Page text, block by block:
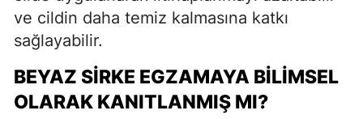
ve cildin daha temiz kalmasına katkı
sağlayabilir.
BEYAZ SIRKE EGZAMAYA BILIMSEL
OLARAK KANITLANMIŞ MI?